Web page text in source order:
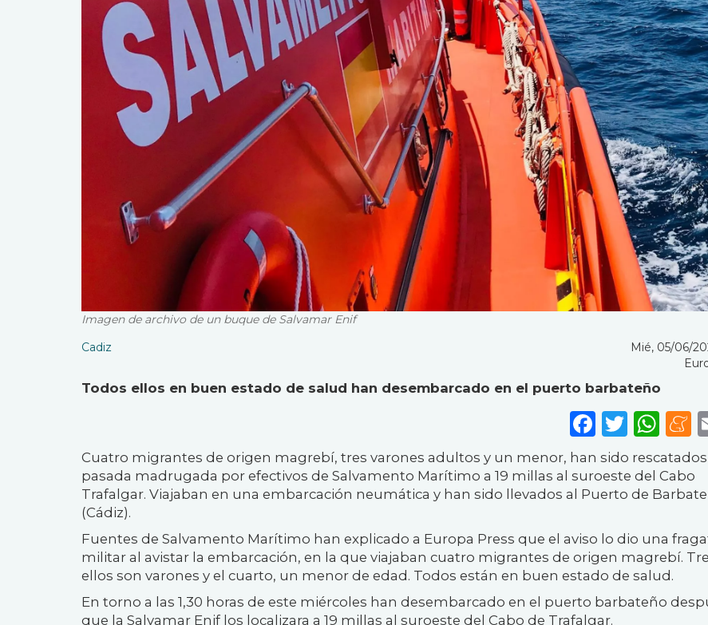
Imagen de archivo de un buque de Salvamar Enif
Cadiz
Mié, 05/06/
Todos ellos en buen estado de salud han desembarcado en el puerto barbateño
Cuatro migrantes de origen magrebí, tres varones adultos y un menor, han sido rescatados
pasada madrugada por efectivos de Salvamento Marítimo a 19 millas al suroeste del Cabo
Trafalgar. Viajaban en una embarcación neumática y han sido llevados al Puerto de Barbate
(Cádiz).
Fuentes de Salvamento Marítimo han explicado a Europa Press que el aviso lo dio una
militar al avistar la embarcación, en la que viajaban cuatro migrantes de origen magrebí.
ellos son varones y el cuarto, un menor de edad. Todos están en buen estado de salud.
En torno a las 1,30 horas de este miércoles han desembarcado en el puerto barbateño
que la Salvamar Enif los localizara a 19 millas al suroeste del Cabo de Trafalgar.